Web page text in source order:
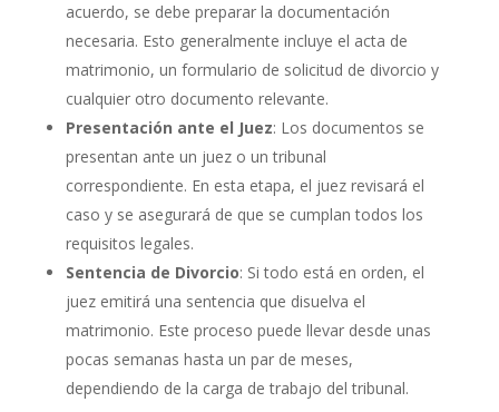
acuerdo, se debe preparar la documentación
necesaria. Esto generalmente incluye el acta de
matrimonio, un formulario de solicitud de divorcio y
cualquier otro documento relevante.
Presentación ante el Juez: Los documentos se
presentan ante un juez o un tribunal
correspondiente. En esta etapa, el juez revisará el
caso y se asegurará de que se cumplan todos los
requisitos legales.
Sentencia de Divorcio: Si todo está en orden, el
juez emitirá una sentencia que disuelva el
matrimonio. Este proceso puede llevar desde unas
pocas semanas hasta un par de meses,
dependiendo de la carga de trabajo del tribunal.